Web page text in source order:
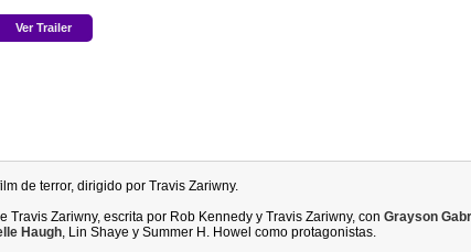
Ver Trailer
de terror, dirigido por Travis Zariwny.
Travis Zariwny, escrita por Rob Kennedy y Travis Zariwny, con Grayson
Haugh, Lin Shaye y Summer H. Howel como protagonistas.